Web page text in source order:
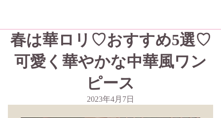
春は華ロリ♡おすすめ5選♡
可愛く華やかな中華風ワン
ピース
2023年4月7日